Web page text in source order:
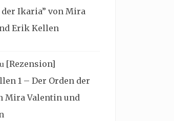
der Ikaria” von Mira
Erik Kellen
[Rezension]
1 – Der Orden der
Mira Valentin und